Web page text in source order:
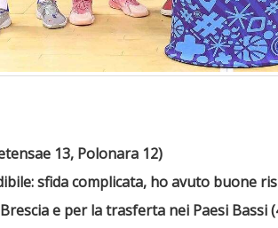
13, Polonara 12)
sfida complicata, ho avuto buone
e per la trasferta nei Paesi Bassi